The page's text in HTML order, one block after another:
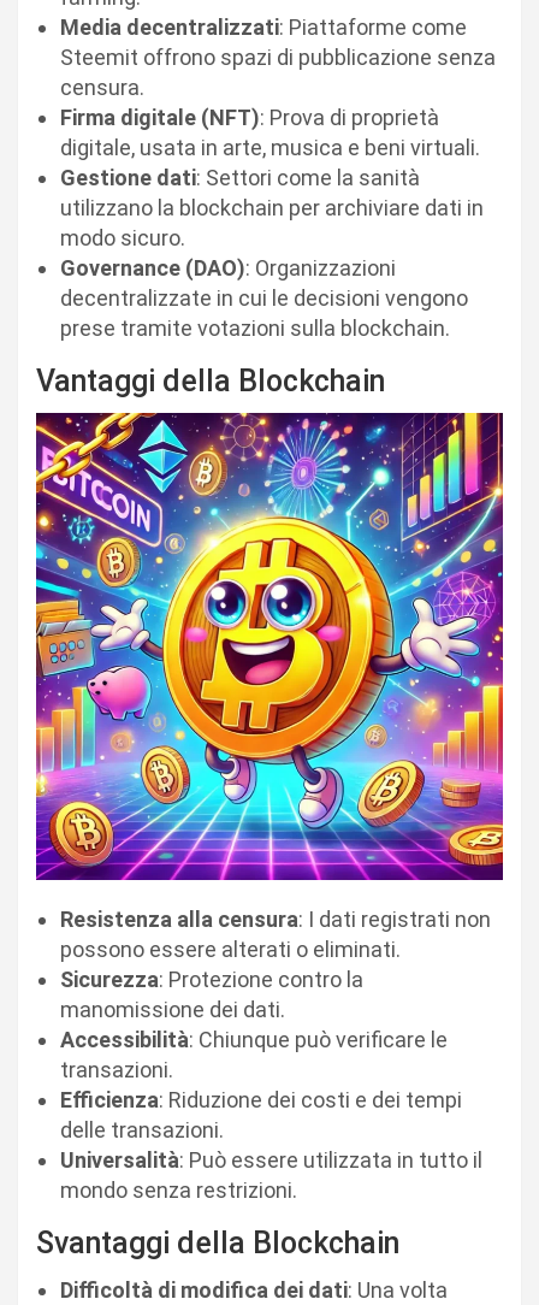
Media decentralizzati: Piattaforme come
Steemit offrono spazi di pubblicazione senza
censura.
Firma digitale (NFT): Prova di proprietà
digitale, usata in arte, musica e beni virtuali.
Gestione dati: Settori come la sanità
utilizzano la blockchain per archiviare dati in
modo sicuro.
Governance (DAO): Organizzazioni
decentralizzate in cui le decisioni vengono
prese tramite votazioni sulla blockchain.
Vantaggi della Blockchain
Resistenza alla censura: I dati registrati non
possono essere alterati o eliminati.
Sicurezza: Protezione contro la
manomissione dei dati.
Accessibilità: Chiunque può verificare le
transazioni.
Efficienza: Riduzione dei costi e dei tempi
delle transazioni.
Universalità: Può essere utilizzata in tutto il
mondo senza restrizioni.
Svantaggi della Blockchain
Difficoltà di modifica dei dati: Una volta